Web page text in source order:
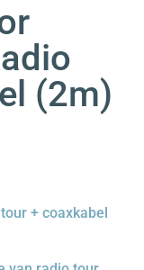
(2m)
+ coaxkabel